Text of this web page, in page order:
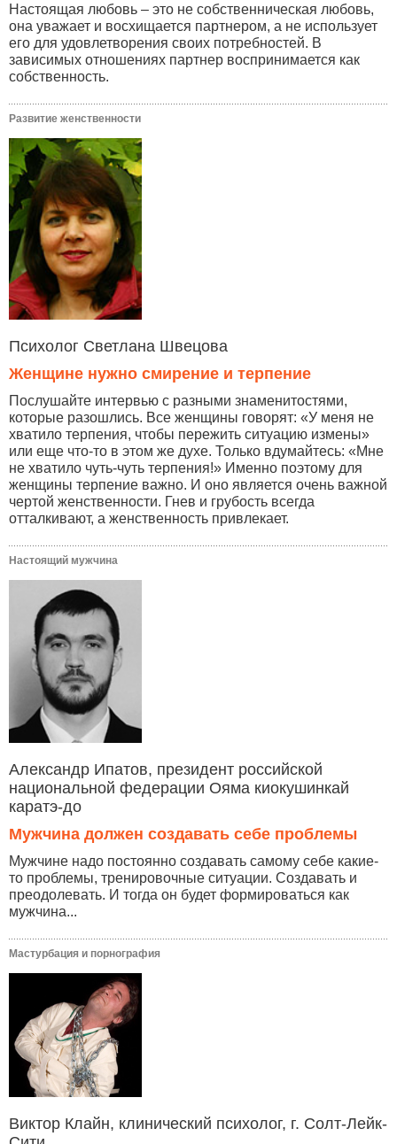
Настоящая любовь – это не собственническая любовь,
она уважает и восхищается партнером, а не использует
его для удовлетворения своих потребностей. В
зависимых отношениях партнер воспринимается как
собственность.
Развитие женственности
Психолог Светлана Швецова
Женщине нужно смирение и терпение
Послушайте интервью с разными знаменитостями,
которые разошлись. Все женщины говорят: «У меня не
хватило терпения, чтобы пережить ситуацию измены»
или еще что-то в этом же духе. Только вдумайтесь: «Мне
не хватило чуть-чуть терпения!» Именно поэтому для
женщины терпение важно. И оно является очень важной
чертой женственности. Гнев и грубость всегда
отталкивают, а женственность привлекает.
Настоящий мужчина
Александр Ипатов, президент российской
национальной федерации Ояма киокушинкай
каратэ-до
Мужчина должен создавать себе проблемы
Мужчине надо постоянно создавать самому себе какие-
то проблемы, тренировочные ситуации. Создавать и
преодолевать. И тогда он будет формироваться как
мужчина...
Мастурбация и порнография
Виктор Клайн, клинический психолог, г. Солт-Лейк-